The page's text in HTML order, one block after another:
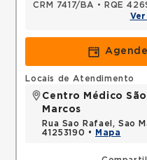
CRM 7417/BA •
RQE
Locais de Atendimento
Centro Médico
Marcos
Rua Sao Rafael, Sao
41253190 •
Mapa